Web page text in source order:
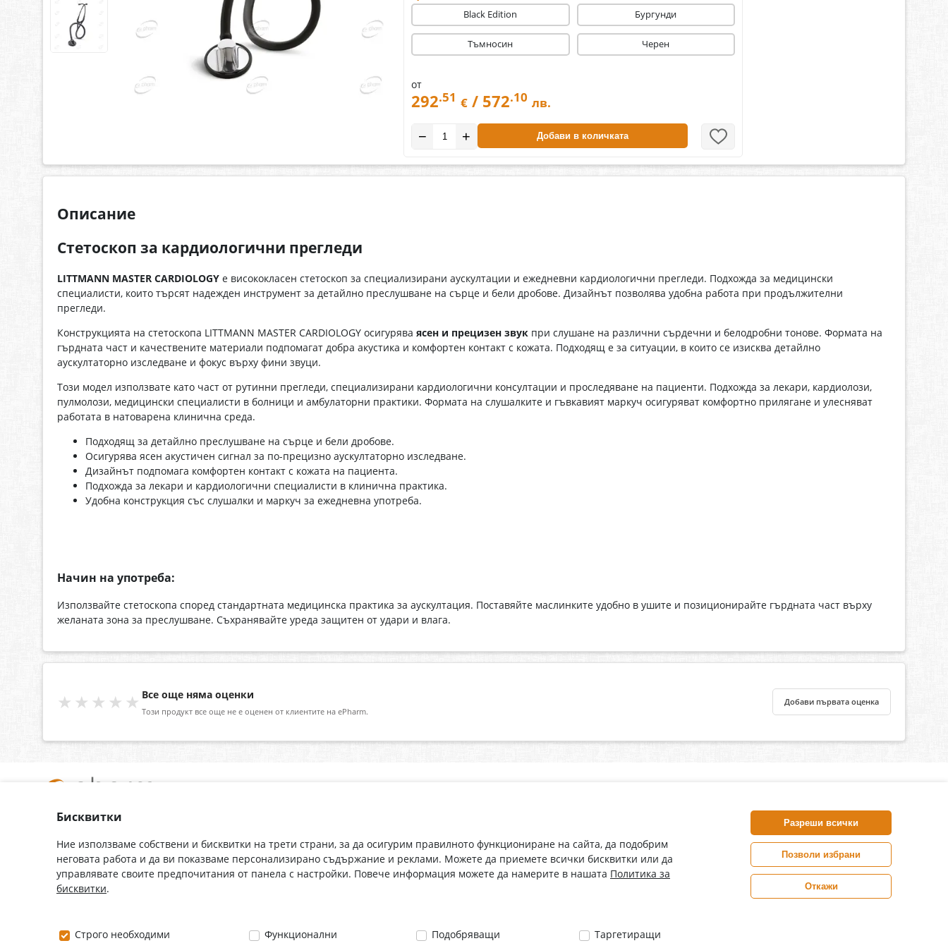
Black Edition Бургунди
Тъмносин Черен
от
292.51 € / 572.10 лв.
− + Добави в количката
Описание
Стетоскоп за кардиологични прегледи
LITTMANN MASTER CARDIOLOGY е висококласен стетоскоп за специализирани аускултации и ежедневни кардиологични прегледи. Подхожда за медицински
специалисти, които търсят надежден инструмент за детайлно преслушване на сърце и бели дробове. Дизайнът позволява удобна работа при продължителни
прегледи.
Конструкцията на стетоскопа LITTMANN MASTER CARDIOLOGY осигурява ясен и прецизен звук при слушане на различни сърдечни и белодробни тонове. Формата на
гърдната част и качествените материали подпомагат добра акустика и комфортен контакт с кожата. Подходящ е за ситуации, в които се изисква детайлно
аускултаторно изследване и фокус върху фини звуци.
Този модел използвате като част от рутинни прегледи, специализирани кардиологични консултации и проследяване на пациенти. Подхожда за лекари, кардиолози,
пулмолози, медицински специалисти в болници и амбулаторни практики. Формата на слушалките и гъвкавият маркуч осигуряват комфортно прилягане и улесняват
работата в натоварена клинична среда.
Подходящ за детайлно преслушване на сърце и бели дробове.
Осигурява ясен акустичен сигнал за по-прецизно аускултаторно изследване.
Дизайнът подпомага комфортен контакт с кожата на пациента.
Подхожда за лекари и кардиологични специалисти в клинична практика.
Удобна конструкция със слушалки и маркуч за ежедневна употреба.
Начин на употреба:
Използвайте стетоскопа според стандартната медицинска практика за аускултация. Поставяйте маслинките удобно в ушите и позиционирайте гърдната част върху
желаната зона за преслушване. Съхранявайте уреда защитен от удари и влага.
★★★★★ Все още няма оценки
Този продукт все още не е оценен от клиентите на ePharm.
Добави първата оценка
За нас
Контакти
Полезни връзки
Лични данни
Доставка
Гаранция
Плащане
Как да поръчам
С абонамента се съгласявам сПолитиката за лични данни .
ePharm.bg е лицензирана онлайн аптека и част от аптеки
„Ванчева“, които повече от 30 години се грижат за здравето на
своите пациенти.
ePharm е лицензирана онлайн аптека от
Изпълнителна Агенция по Лекарствата
0882 444 666
Бисквитки
Ние използваме собствени и бисквитки на трети страни, за да осигурим правилното функциониране на сайта, да подобрим
неговата работа и да ви показваме персонализирано съдържание и реклами. Можете да приемете всички бисквитки или да
управлявате своите предпочитания от панела с настройки. Повече информация можете да намерите в нашата Политика за
бисквитки.
Разреши всички
Позволи избрани
Откажи
Строго необходими Функционални Подобряващи Таргетиращи